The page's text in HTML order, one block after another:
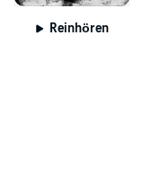
Reinhören